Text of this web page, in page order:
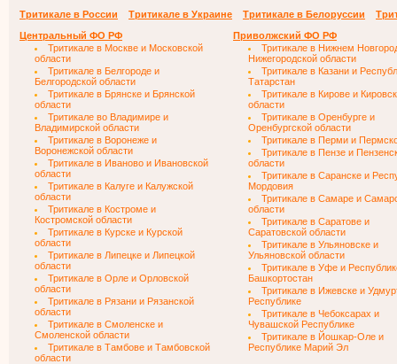
Тритикале в России Тритикале в Украине Тритикале в Белоруссии
Центральный ФО РФ
Тритикале в Москве и Московской
области
Тритикале в Белгороде и
Белгородской области
Тритикале в Брянске и Брянской
области
Тритикале во Владимире и
Владимирской области
Тритикале в Воронеже и
Воронежской области
Тритикале в Иваново и Ивановской
области
Тритикале в Калуге и Калужской
области
Тритикале в Костроме и
Костромской области
Тритикале в Курске и Курской
области
Тритикале в Липецке и Липецкой
области
Тритикале в Орле и Орловской
области
Тритикале в Рязани и Рязанской
области
Тритикале в Смоленске и
Смоленской области
Тритикале в Тамбове и Тамбовской
области
Приволжский ФО РФ
Тритикале в Нижнем
Нижегородской области
Тритикале в Казани и
Татарстан
Тритикале в Кирове и
области
Тритикале в Оренбурге и
Оренбургской области
Тритикале в Перми и
Тритикале в Пензе и
области
Тритикале в Саранске и
Мордовия
Тритикале в Самаре и
области
Тритикале в Саратове и
Саратовской области
Тритикале в Ульяновске и
Ульяновской области
Тритикале в Уфе и
Башкортостан
Тритикале в Ижевске и
Республике
Тритикале в Чебоксарах и
Чувашской Республике
Тритикале в Йошкар-Оле и
Республике Марий Эл